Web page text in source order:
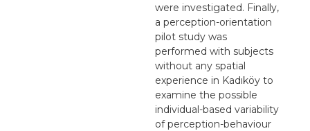
were investigated. Finally,
a perception-orientation
pilot study was
performed with subjects
without any spatial
experience in Kadıköy to
examine the possible
individual-based variability
of perception-behaviour